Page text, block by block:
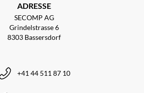
ADRESSE
SECOMP AG
Grindelstrasse 6
8303 Bassersdorf
+41 44 511 87 10